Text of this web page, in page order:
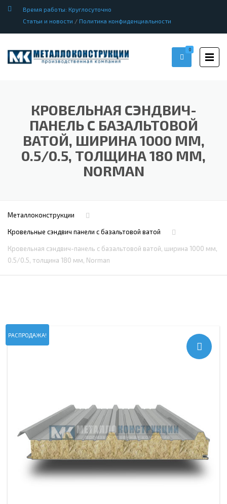
Время работы: Круглосуточно
Статьи и новости / Политика конфиденциальности
0
КРОВЕЛЬНАЯ СЭНДВИЧ-
ПАНЕЛЬ С БАЗАЛЬТОВОЙ
ВАТОЙ, ШИРИНА 1000 ММ,
0.5/0.5, ТОЛЩИНА 180 ММ,
NORMAN
Металлоконструкции
Кровельные сэндвич панели c базальтовой ватой
Кровельная сэндвич-панель с базальтовой ватой, ширина 1000 мм,
0.5/0.5, толщина 180 мм, Norman
РАСПРОДАЖА!